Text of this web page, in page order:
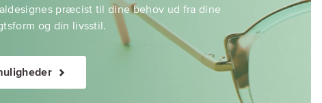
præcist til dine behov ud fra dine
og din livsstil.